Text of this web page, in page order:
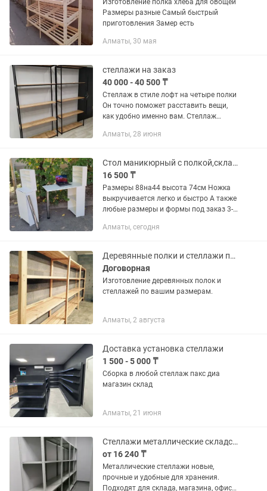
Изготовление полка хлеба для овощей
Размеры разные Самый быстрый
приготовления Замер есть
Алматы, 30 мая
стеллажи на заказ
40 000 - 40 500 ₸
Стеллаж в стиле лофт на четыре полки
Он точно поможет расставить вещи,
как удобно именно вам. Стеллаж
вместить все ваши вещи, которым не
Алматы, 28 июня
Стол маникюрный с полкой,складной
16 500 ₸
Размеры 88на44 высота 74см Ножка
выкручивается легко и быстро А также
любые размеры и формы под заказ 3-5
Алматы, сегодня
Деревянные полки и стеллажи по вашим размерам.
Договорная
Изготовление деревянных полок и
стеллажей по вашим размерам.
Алматы, 2 августа
Доставка установка стеллажи
1 500 - 5 000 ₸
Сборка в любой стеллаж пакс диа
магазин склад
Алматы, 21 июня
Стеллажи металлические складские новые большой выбор
от 16 240 ₸
Металлические стеллажи новые,
прочные и удобные для хранения.
Подходят для склада, магазина, офиса